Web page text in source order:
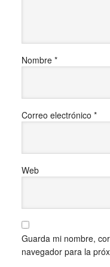
Nombre *
Correo electrónico *
Web
Guarda mi nombre,
navegador para la